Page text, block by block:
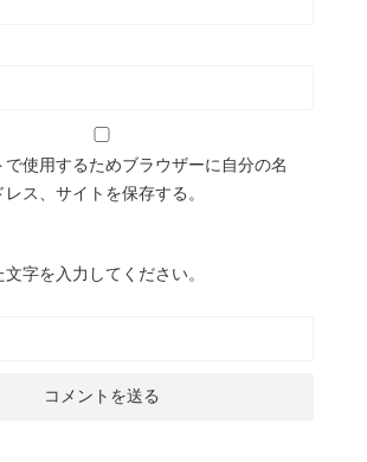
で使用するためブラウザーに自分の名
ス、サイトを保存する。
文字を入力してください。